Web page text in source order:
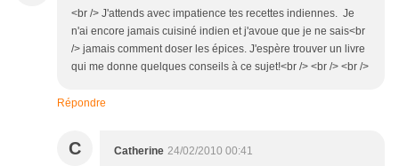
<br /> J'attends avec impatience tes recettes indiennes. Je
n'ai encore jamais cuisiné indien et j'avoue que je ne sais<br
/> jamais comment doser les épices. J'espère trouver un livre
qui me donne quelques conseils à ce sujet!<br /> <br /> <br />
Répondre
C Catherine 24/02/2010 00:41